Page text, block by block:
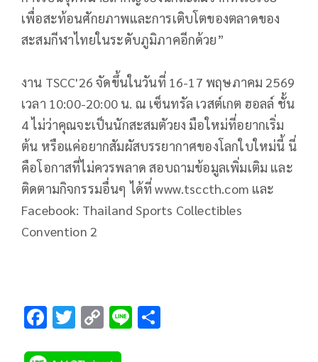
เพื่อสะท้อนศักยภาพและการเติบโตของตลาดของ
สะสมกีฬาไทยในระดับภูมิภาคอีกด้วย”
งาน TSCC'26 จัดขึ้นในวันที่ 16-17 พฤษภาคม 2569
เวลา 10:00-20:00 น. ณ เซ็นทรัล เวสต์เกต ฮอลล์ ชั้น
4 ไม่ว่าคุณจะเป็นนักสะสมตัวยง มือใหม่ที่อยากเริ่ม
ต้น หรือแค่อยากสัมผัสบรรยากาศของโลกใบใหม่นี้ นี่
คือโอกาสที่ไม่ควรพลาด สอบถามข้อมูลเพิ่มเติม และ
ติดตามกิจกรรมอื่นๆ ได้ที่ www.tsccth.com และ
Facebook: Thailand Sports Collectibles
Convention 2
F T C Li